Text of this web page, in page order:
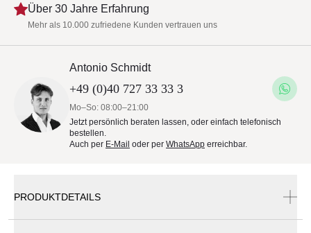
Über 30 Jahre Erfahrung
Mehr als 10.000 zufriedene Kunden vertrauen uns
Antonio Schmidt
+49 (0)40 727 33 33 3
Mo–So: 08:00–21:00
Jetzt persönlich beraten lassen, oder einfach telefonisch
bestellen.
Auch per E-Mail oder per WhatsApp erreichbar.
PRODUKTDETAILS